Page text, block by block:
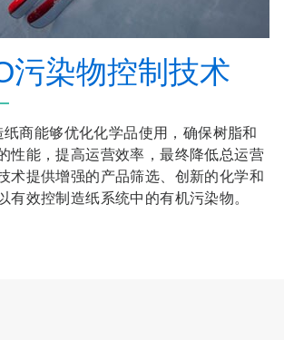
污染物控制技术
纸商能够优化化学品使用，确保树脂和
性能，提高运营效率，最终降低总运营
术提供增强的产品筛选、创新的化学和
有效控制造纸系统中的有机污染物。